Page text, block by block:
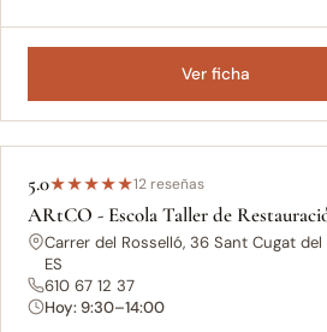
Ver ficha
5.0★★★★★12 reseñas
ARtCO - Escola Taller de
Carrer del Rosselló, 36 Sant Cugat
ES
610 67 12 37
Hoy: 9:30–14:00